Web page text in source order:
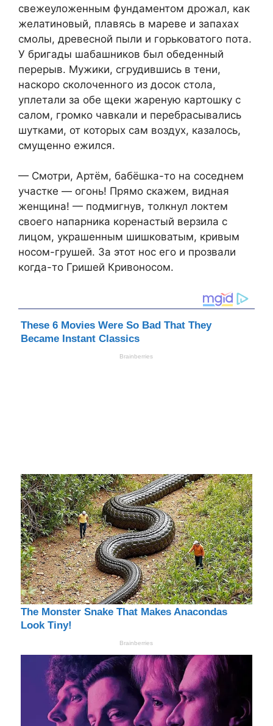
свежеуложенным фундаментом дрожал, как
желатиновый, плавясь в мареве и запахах
смолы, древесной пыли и горьковатого пота.
У бригады шабашников был обеденный
перерыв. Мужики, сгрудившись в тени,
наскоро сколоченного из досок стола,
уплетали за обе щеки жареную картошку с
салом, громко чавкали и перебрасывались
шутками, от которых сам воздух, казалось,
смущенно ежился.
— Смотри, Артём, бабёшка-то на соседнем
участке — огонь! Прямо скажем, видная
женщина! — подмигнув, толкнул локтем
своего напарника коренастый верзила с
лицом, украшенным шишковатым, кривым
носом-грушей. За этот нос его и прозвали
когда-то Гришей Кривоносом.